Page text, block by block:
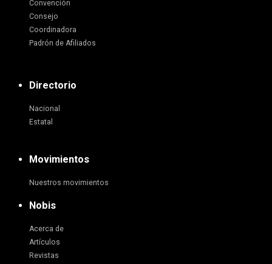
Convención
Consejo
Coordinadora
Padrón de Afiliados
Directorio
Nacional
Estatal
Movimientos
Nuestros movimientos
Nobis
Acerca de
Artículos
Revistas